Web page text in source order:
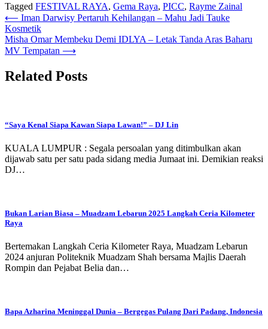
Tagged FESTIVAL RAYA, Gema Raya, PICC, Rayme Zainal
Post
navigation
⟵ Iman Darwisy Pertaruh Kehilangan – Mahu Jadi Tauke
Kosmetik
Misha Omar Membeku Demi IDLYA – Letak Tanda Aras Baharu
MV Tempatan ⟶
Related Posts
“Saya Kenal Siapa Kawan Siapa Lawan!” – DJ Lin
KUALA LUMPUR : Segala persoalan yang ditimbulkan akan
dijawab satu per satu pada sidang media Jumaat ini. Demikian reaksi
DJ…
Bukan Larian Biasa – Muadzam Lebarun 2025 Langkah Ceria Kilometer
Raya
Bertemakan Langkah Ceria Kilometer Raya, Muadzam Lebarun
2024 anjuran Politeknik Muadzam Shah bersama Majlis Daerah
Rompin dan Pejabat Belia dan…
Bapa Azharina Meninggal Dunia – Bergegas Pulang Dari Padang, Indonesia